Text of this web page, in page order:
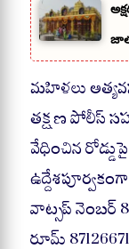
మహిళలు
తక్షణ పోలీస్
వేధించిన
వాట్సప్ నెంబర్
రూమ్